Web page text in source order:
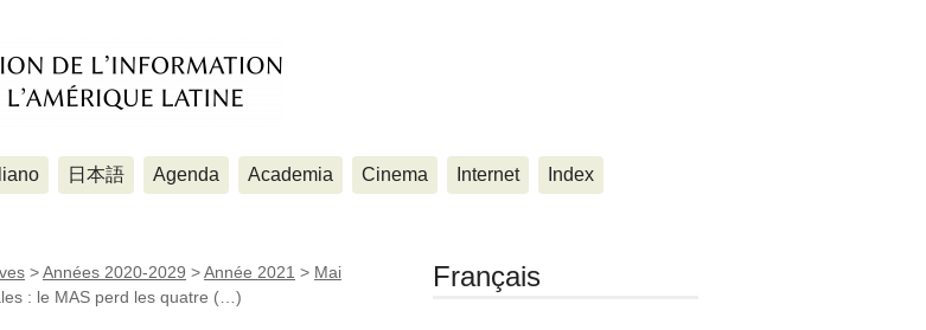
日本語 Agenda Academia Cinema Internet Index
>Années 2020-2029 >Année 2021 > Mai
: le MAS perd les quatre (…)
Français